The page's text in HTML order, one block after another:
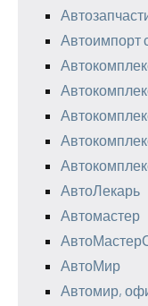
Автоимпорт
АвтоЛекарь
Автомастер
АвтоМир
Автомир,